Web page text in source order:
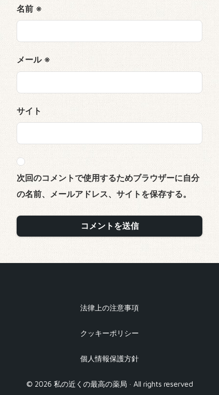
名前 ※
メール ※
サイト
次回のコメントで使用するためブラウザーに自分
の名前、メールアドレス、サイトを保存する。
法律上の注意事項
クッキーポリシー
個人情報保護方針
© 2026 私の近くの最高の薬局 · All rights reserved